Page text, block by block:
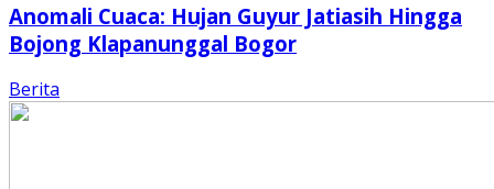
Anomali Cuaca: Hujan Guyur Jatiasih Hingga
Bojong Klapanunggal Bogor
Berita